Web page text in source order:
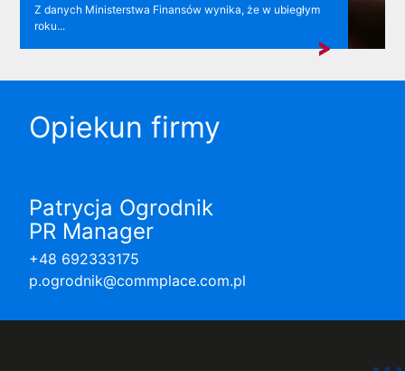
Z danych Ministerstwa Finansów wynika, że w ubiegłym
roku...
Opiekun firmy
Patrycja Ogrodnik
PR Manager
+48 692333175
p.ogrodnik@commplace.com.pl